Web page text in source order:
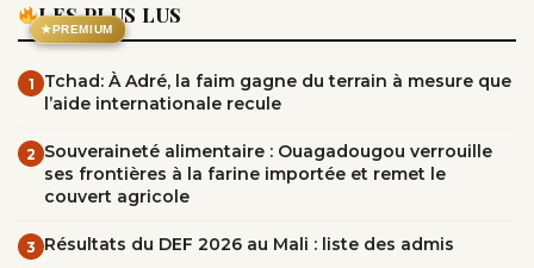
★PREMIUM
LES PLUS LUS
1
Tchad: À Adré, la faim gagne du terrain à mesure que
l’aide internationale recule
2 Souveraineté alimentaire : Ouagadougou verrouille
ses frontières à la farine importée et remet le
couvert agricole
3 Résultats du DEF 2026 au Mali : liste des admis